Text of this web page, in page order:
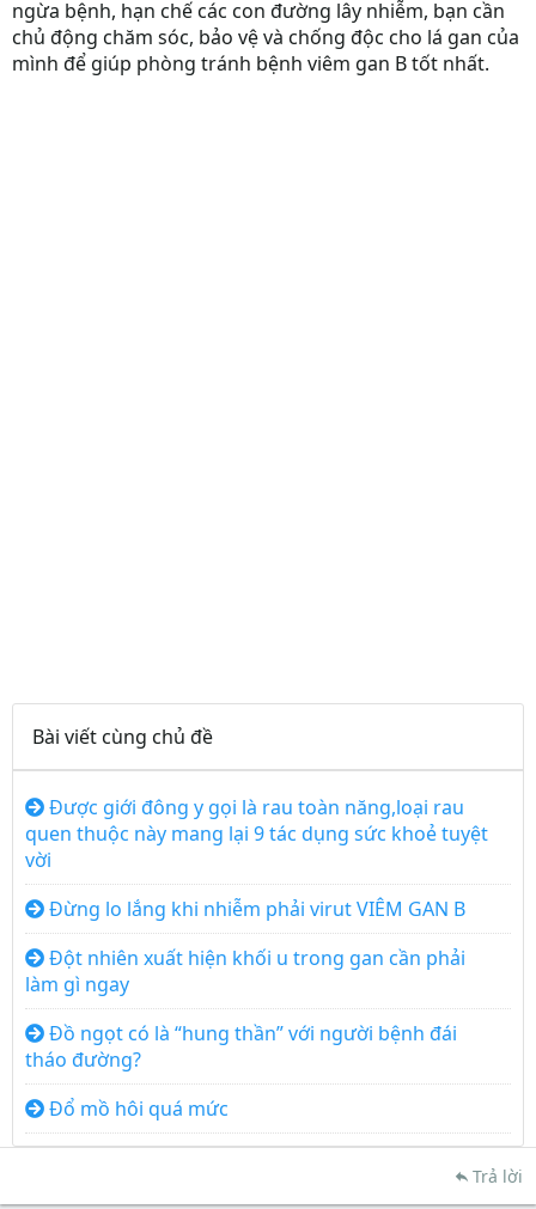
ngừa bệnh, hạn chế các con đường lây nhiễm, bạn cần
chủ động chăm sóc, bảo vệ và chống độc cho lá gan của
mình để giúp phòng tránh bệnh viêm gan B tốt nhất.
Bài viết cùng chủ đề
Được giới đông y gọi là rau toàn năng,loại rau
quen thuộc này mang lại 9 tác dụng sức khoẻ tuyệt
vời
Đừng lo lắng khi nhiễm phải virut VIÊM GAN B
Đột nhiên xuất hiện khối u trong gan cần phải
làm gì ngay
Đồ ngọt có là “hung thần” với người bệnh đái
tháo đường?
Đổ mồ hôi quá mức
Trả lời